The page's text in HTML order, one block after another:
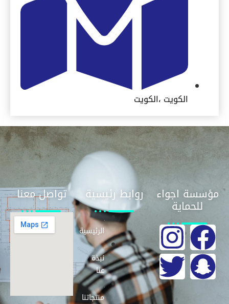
الكويت ،الكويت
مؤسسة اجواء
للحماية
روابط رئيسية
الرئيسية
نبذة
عنا
منتجاتنا
تواصل معنا